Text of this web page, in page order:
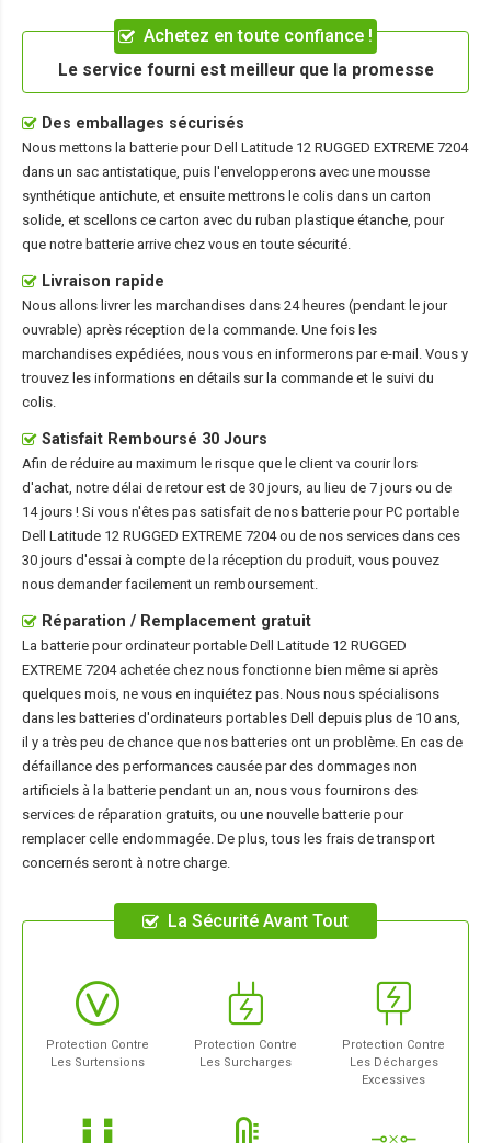
Achetez en toute confiance !
Le service fourni est meilleur que la promesse
Des emballages sécurisés
Nous mettons la batterie pour Dell Latitude 12 RUGGED EXTREME 7204
dans un sac antistatique, puis l'envelopperons avec une mousse
synthétique antichute, et ensuite mettrons le colis dans un carton
solide, et scellons ce carton avec du ruban plastique étanche, pour
que notre batterie arrive chez vous en toute sécurité.
Livraison rapide
Nous allons livrer les marchandises dans 24 heures (pendant le jour
ouvrable) après réception de la commande. Une fois les
marchandises expédiées, nous vous en informerons par e-mail. Vous y
trouvez les informations en détails sur la commande et le suivi du
colis.
Satisfait Remboursé 30 Jours
Afin de réduire au maximum le risque que le client va courir lors
d'achat, notre délai de retour est de 30 jours, au lieu de 7 jours ou de
14 jours ! Si vous n'êtes pas satisfait de nos batterie pour PC portable
Dell Latitude 12 RUGGED EXTREME 7204ou de nos services dans ces
30 jours d'essai à compte de la réception du produit, vous pouvez
nous demander facilement un remboursement.
Réparation / Remplacement gratuit
La batterie pour ordinateur portable Dell Latitude 12 RUGGED
EXTREME 7204achetée chez nous fonctionne bien même si après
quelques mois, ne vous en inquiétez pas. Nous nous spécialisons
dans les batteries d'ordinateurs portables Dell depuis plus de 10 ans,
il y a très peu de chance que nos batteries ont un problème. En cas de
défaillance des performances causée par des dommages non
artificiels à la batterie pendant un an, nous vous fournirons des
services de réparation gratuits, ou une nouvelle batterie pour
remplacer celle endommagée. De plus, tous les frais de transport
concernés seront à notre charge.
La Sécurité Avant Tout
Protection Contre
Les Surtensions
Protection Contre
Les Surcharges
Protection Contre
Les Décharges
Excessives